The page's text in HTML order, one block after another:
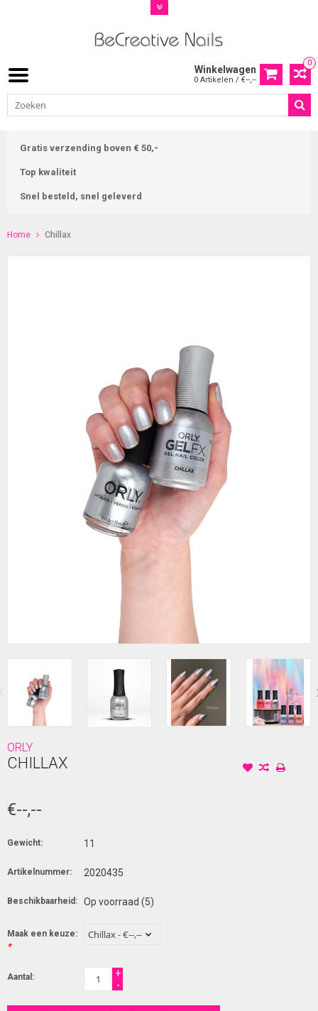
0
Winkelwagen
0 Artikelen / €--,--
Gratis verzending boven € 50,-
Top kwaliteit
Snel besteld, snel geleverd
Home Chillax
ORLY
CHILLAX
€--,--
Gewicht: 11
Artikelnummer: 2020435
Beschikbaarheid: Op voorraad (5)
Maak een keuze:
*
Aantal:
+
-